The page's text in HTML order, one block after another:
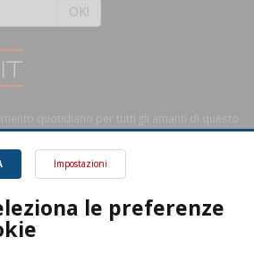
OK!
quotidiano per tutti gli amanti di questo
Impostazioni
le preferenze